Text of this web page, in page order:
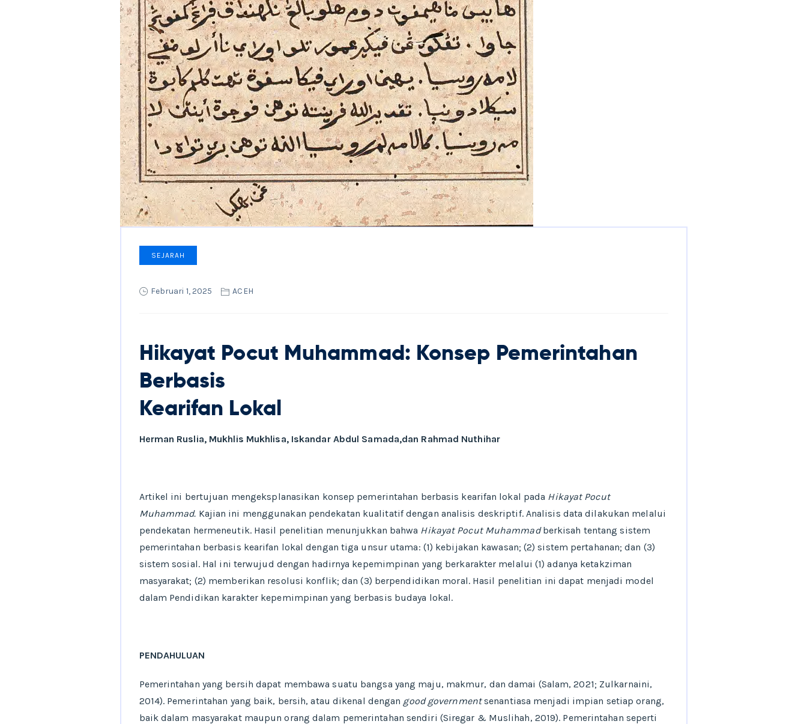
SEJARAH
Februari 1, 2025 ACEH
Hikayat Pocut Muhammad: Konsep Pemerintahan
Berbasis
Kearifan Lokal
Herman Ruslia, Mukhlis Mukhlisa, Iskandar Abdul Samada,dan Rahmad Nuthihar
Artikel ini bertujuan mengeksplanasikan konsep pemerintahan berbasis kearifan lokal pada Hikayat Pocut
Muhammad. Kajian ini menggunakan pendekatan kualitatif dengan analisis deskriptif. Analisis data dilakukan melalui
pendekatan hermeneutik. Hasil penelitian menunjukkan bahwa Hikayat Pocut Muhammadberkisah tentang sistem
pemerintahan berbasis kearifan lokal dengan tiga unsur utama: (1) kebijakan kawasan; (2) sistem pertahanan; dan (3)
sistem sosial. Hal ini terwujud dengan hadirnya kepemimpinan yang berkarakter melalui (1) adanya ketakziman
masyarakat; (2) memberikan resolusi konflik; dan (3) berpendidikan moral. Hasil penelitian ini dapat menjadi model
dalam Pendidikan karakter kepemimpinan yang berbasis budaya lokal.
PENDAHULUAN
Pemerintahan yang bersih dapat membawa suatu bangsa yang maju, makmur, dan damai (Salam, 2021; Zulkarnaini,
2014). Pemerintahan yang baik, bersih, atau dikenal dengan good governmentsenantiasa menjadi impian setiap orang,
baik dalam masyarakat maupun orang dalam pemerintahan sendiri (Siregar & Muslihah, 2019). Pemerintahan seperti